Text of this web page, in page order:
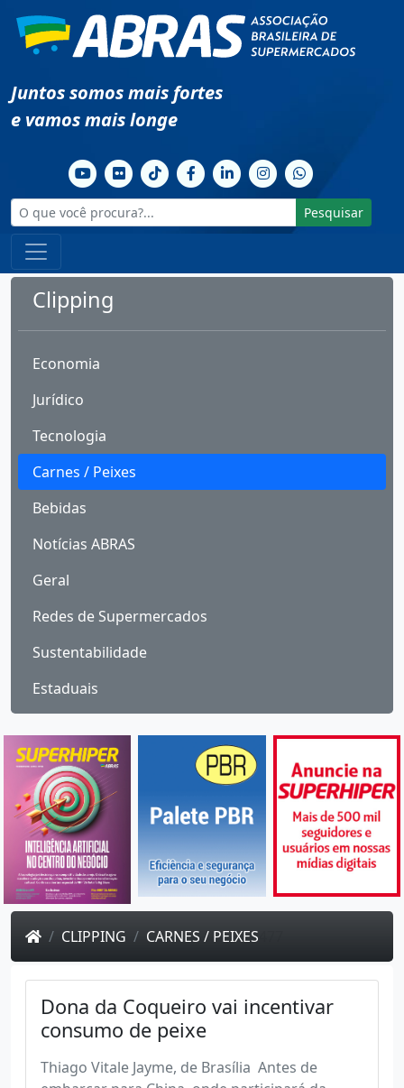
Juntos somos mais fortes
e vamos mais longe
Pesquisar
Clipping
Economia
Jurídico
Tecnologia
Carnes / Peixes
Bebidas
Notícias ABRAS
Geral
Redes de Supermercados
Sustentabilidade
Estaduais
CLIPPING CARNES / PEIXES
Dona da Coqueiro vai incentivar
consumo de peixe
Thiago Vitale Jayme, de Brasília Antes de